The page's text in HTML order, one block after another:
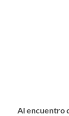
Al encuentro